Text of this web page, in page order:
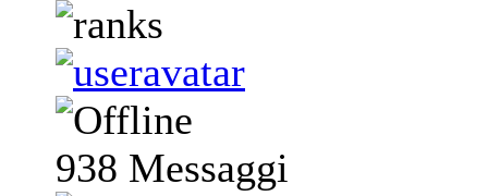
938 Messaggi